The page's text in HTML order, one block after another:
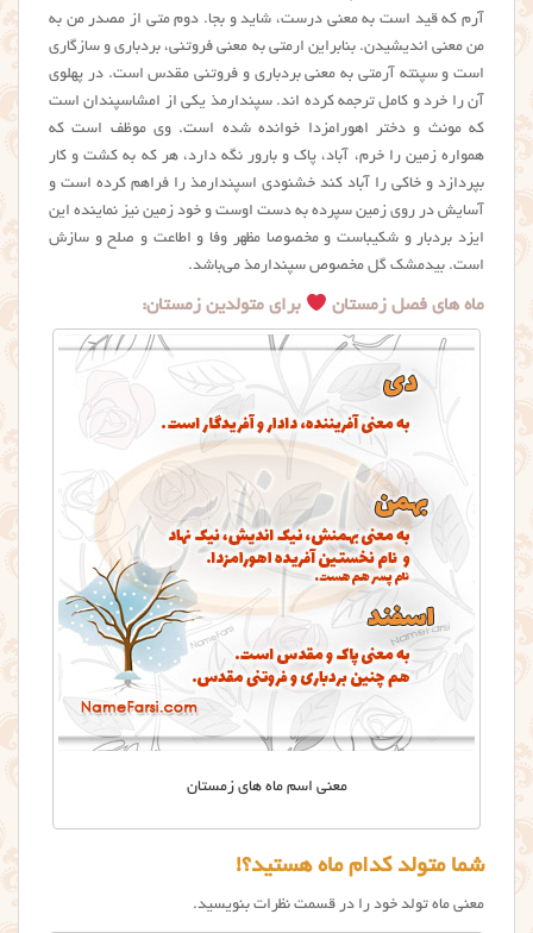
آرم که قید است به معنی درست، شاید و بجا. دوم متی از مصدر من به
من معنی اندیشیدن. بنابراین ارمتی به معنی فروتنی، بردباری و سازگاری
است و سپنته آرمتی به معنی بردباری و فروتنی مقدس است. در پهلوی
آن را خرد و کامل ترجمه کرده اند. سپندارمذ یکی از امشاسپندان است
که مونث و دختر اهورامزدا خوانده شده است. وی موظف است که
همواره زمین را خرم، آباد، پاک و بارور نگه دارد، هر که به کشت و کار
بپردازد و خاکی را آباد کند خشنودی اسپندارمذ را فراهم کرده است و
آسایش در روی زمین سپرده به دست اوست و خود زمین نیز نماینده این
ایزد بردبار و شکیباست و مخصوصا مظهر وفا و اطاعت و صلح و سازش
است. بیدمشک گل مخصوص سپندارمذ می‌باشد.
ماه های فصل زمستان برای متولدین زمستان:
معنی اسم ماه های زمستان
شما متولد کدام ماه هستید؟!
معنی ماه تولد خود را در قسمت نظرات بنویسید.